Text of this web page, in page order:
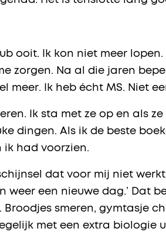
ooit. Ik kon niet meer
zorgen. Na al die jaren
meer. Ik heb écht MS. Niet
Ik sta met ze op en als
dingen. Als ik de beste
ik had voorzien.
dat voor mij niet
weer een nieuwe dag.’ Dat
smeren, gymtasje
met een extra biologie